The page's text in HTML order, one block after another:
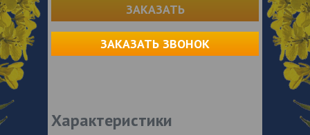
ЗАКАЗАТЬ
ЗАКАЗАТЬ ЗВОНОК
Характеристики